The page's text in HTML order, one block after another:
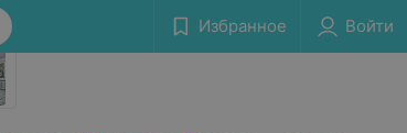
Избранное Войти
Сообщить об ошибке